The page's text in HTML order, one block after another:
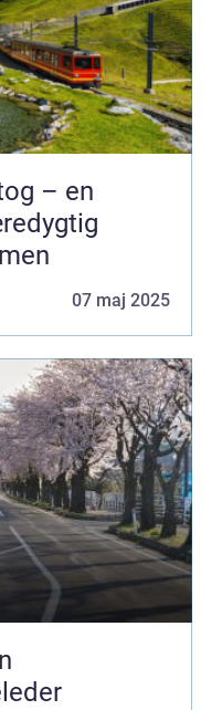
– en
07 maj 2025